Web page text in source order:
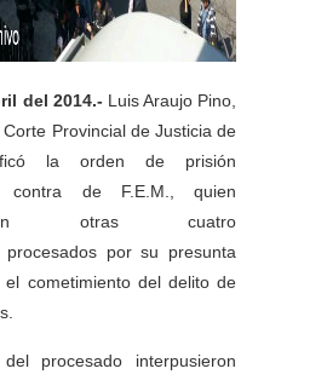
del 2014.- Luis Araujo Pino,
Provincial de Justicia de
la orden de prisión
contra de F.E.M., quien
otras cuatro
procesados por su presunta
el cometimiento del delito de
procesado interpusieron